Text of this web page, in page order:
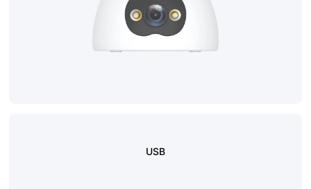
USB